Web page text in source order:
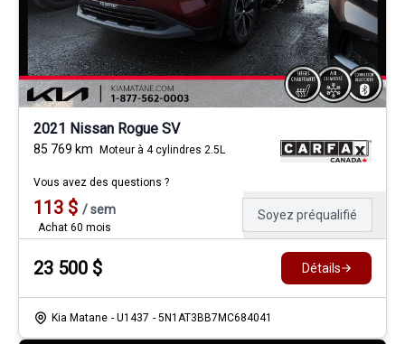
2021 Nissan Rogue SV
85 769 km Moteur à 4 cylindres 2.5L
Vous avez des questions ?
113 $ /sem
Achat 60 mois
Soyez préqualifié
23 500 $ Détails
Kia Matane - U1437 - 5N1AT3BB7MC684041